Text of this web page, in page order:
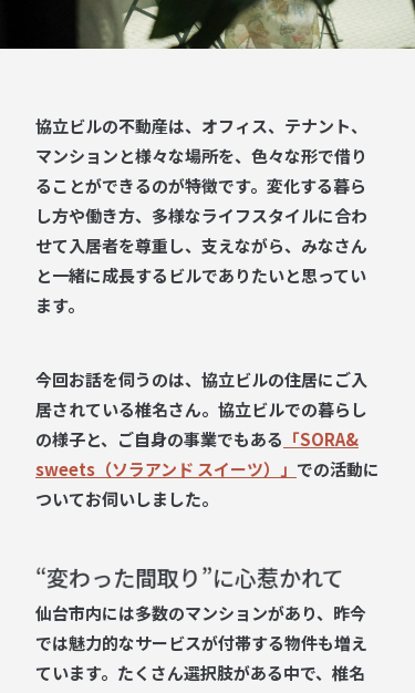
協立ビルの不動産は、オフィス、テナント、
マンションと様々な場所を、色々な形で借り
ることができるのが特徴です。変化する暮ら
し方や働き方、多様なライフスタイルに合わ
せて入居者を尊重し、支えながら、みなさん
と一緒に成長するビルでありたいと思ってい
ます。
今回お話を伺うのは、協立ビルの住居にご入
居されている椎名さん。協立ビルでの暮らし
の様子と、ご自身の事業でもある 「SORA&
sweets（ソラアンド スイーツ）」 での活動に
ついてお伺いしました。
“変わった間取り”に心惹かれて
仙台市内には多数のマンションがあり、昨今
では魅力的なサービスが付帯する物件も増え
ています。たくさん選択肢がある中で、椎名